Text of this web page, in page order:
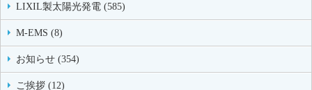
LIXIL製太陽光発電 (585)
M-EMS (8)
お知らせ (354)
ご挨拶 (12)